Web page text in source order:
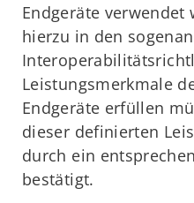
Endgeräte verwendet
hierzu in den
Leistungsmerkmale
Endgeräte erfüllen
dieser definierten
durch ein
bestätigt.